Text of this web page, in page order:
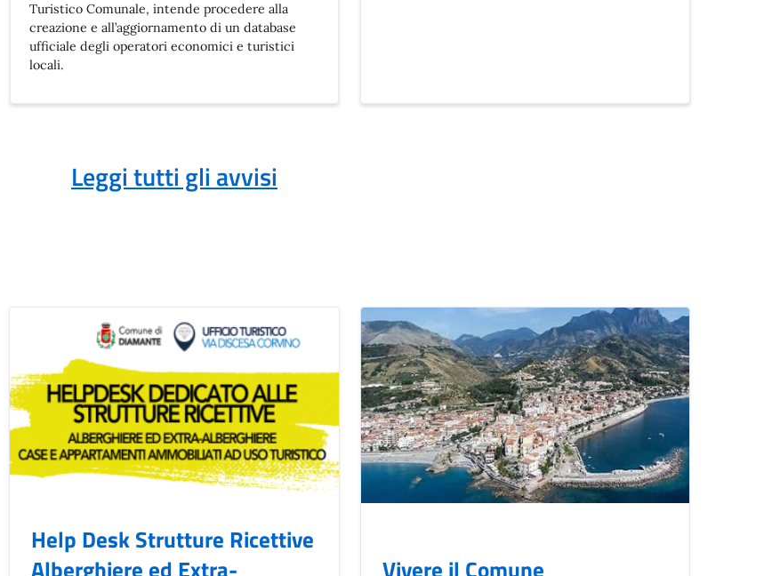
Turistico Comunale, intende procedere alla
creazione e all’aggiornamento di un database
ufficiale degli operatori economici e turistici
locali.
Leggi tutti gli avvisi
Help Desk Strutture Ricettive